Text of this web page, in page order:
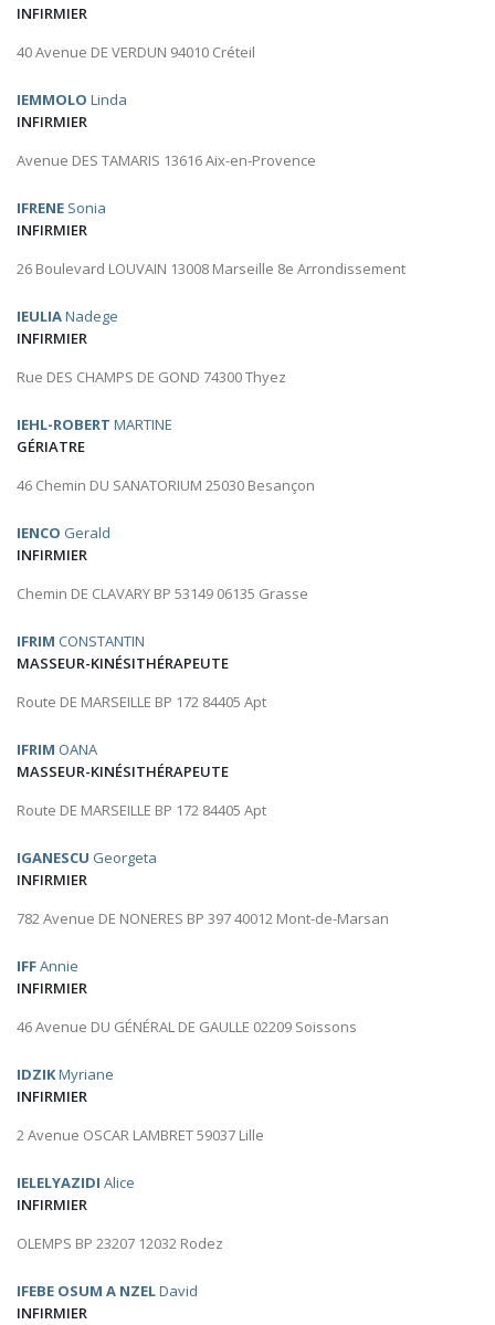
INFIRMIER
40 Avenue DE VERDUN 94010 Créteil
IEMMOLO Linda
INFIRMIER
Avenue DES TAMARIS 13616 Aix-en-Provence
IFRENE Sonia
INFIRMIER
26 Boulevard LOUVAIN 13008 Marseille 8e Arrondissement
IEULIANadege
INFIRMIER
Rue DES CHAMPS DE GOND 74300 Thyez
IEHL-ROBERT MARTINE
GÉRIATRE
46 Chemin DU SANATORIUM 25030 Besançon
IENCO Gerald
INFIRMIER
Chemin DE CLAVARY BP 53149 06135 Grasse
IFRIM CONSTANTIN
MASSEUR-KINÉSITHÉRAPEUTE
Route DE MARSEILLE BP 172 84405 Apt
IFRIM OANA
MASSEUR-KINÉSITHÉRAPEUTE
Route DE MARSEILLE BP 172 84405 Apt
IGANESCU Georgeta
INFIRMIER
782 Avenue DE NONERES BP 397 40012 Mont-de-Marsan
IFFAnnie
INFIRMIER
46 Avenue DU GÉNÉRAL DE GAULLE 02209 Soissons
IDZIKMyriane
INFIRMIER
2 Avenue OSCAR LAMBRET 59037 Lille
IELELYAZIDI Alice
INFIRMIER
OLEMPS BP 23207 12032 Rodez
IFEBE OSUM A NZELDavid
INFIRMIER